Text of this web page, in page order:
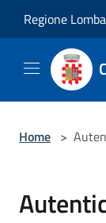
Regione
Home >